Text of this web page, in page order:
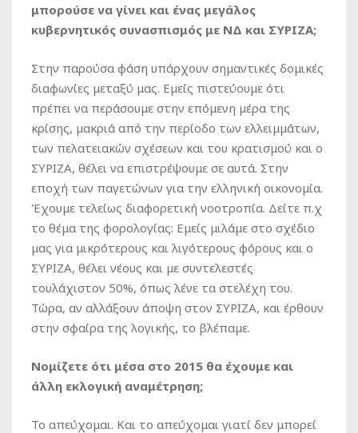
μπορούσε να γίνει και ένας μεγάλος
κυβερνητικός συνασπισμός με ΝΔ και ΣΥΡΙΖΑ;
Στην παρούσα φάση υπάρχουν σημαντικές δομικές
διαφωνίες μεταξύ μας. Εμείς πιστεύουμε ότι
πρέπει να περάσουμε στην επόμενη μέρα της
κρίσης, μακριά από την περίοδο των ελλειμμάτων,
των πελατειακών σχέσεων και του κρατισμού και ο
ΣΥΡΙΖΑ, θέλει να επιστρέψουμε σε αυτά. Στην
εποχή των παγετώνων για την ελληνική οικονομία.
Έχουμε τελείως διαφορετική νοοτροπία. Δείτε π.χ
το θέμα της φορολογίας: Εμείς μιλάμε στο σχέδιο
μας για μικρότερους και λιγότερους φόρους και ο
ΣΥΡΙΖΑ, θέλει νέους και με συντελεστές
τουλάχιστον 50%, όπως λένε τα στελέχη του.
Τώρα, αν αλλάξουν άποψη στον ΣΥΡΙΖΑ, και έρθουν
στην σφαίρα της λογικής, το βλέπαμε.
Νομίζετε ότι μέσα στο 2015 θα έχουμε και
άλλη εκλογική αναμέτρηση;
Το απεύχομαι. Και το απεύχομαι γιατί δεν μπορεί